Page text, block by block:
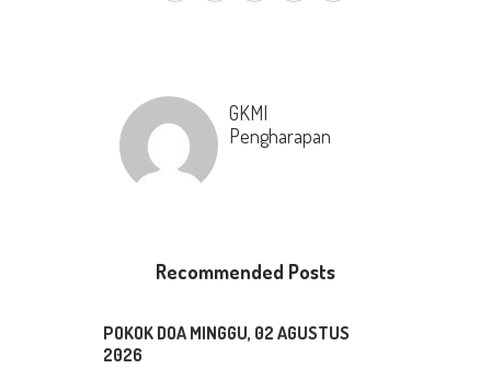
GKMI
Pengharapan
Recommended Posts
POKOK DOA MINGGU, 02 AGUSTUS
2026